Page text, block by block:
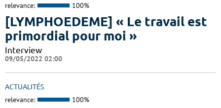
relevance: 100%
[LYMPHOEDEME] « Le travail est
primordial pour moi »
Interview
09/05/2022 02:00
ACTUALITÉS
relevance: 100%